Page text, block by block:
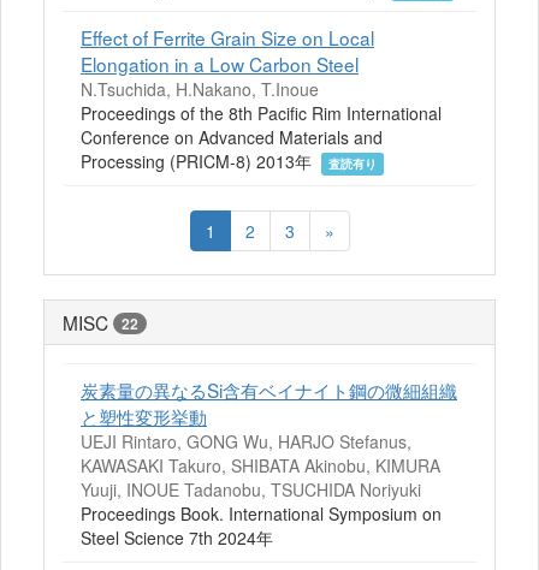
Effect of Ferrite Grain Size on Local
Elongation in a Low Carbon Steel
N.Tsuchida, H.Nakano, T.Inoue
Proceedings of the 8th Pacific Rim International
Conference on Advanced Materials and
Processing (PRICM-8) 2013年
査読有り
1 2 3 »
MISC 22
炭素量の異なるSi含有ベイナイト鋼の微細組織
と塑性変形挙動
UEJI Rintaro, GONG Wu, HARJO Stefanus,
KAWASAKI Takuro, SHIBATA Akinobu, KIMURA
Yuuji, INOUE Tadanobu, TSUCHIDA Noriyuki
Proceedings Book. International Symposium on
Steel Science 7th 2024年